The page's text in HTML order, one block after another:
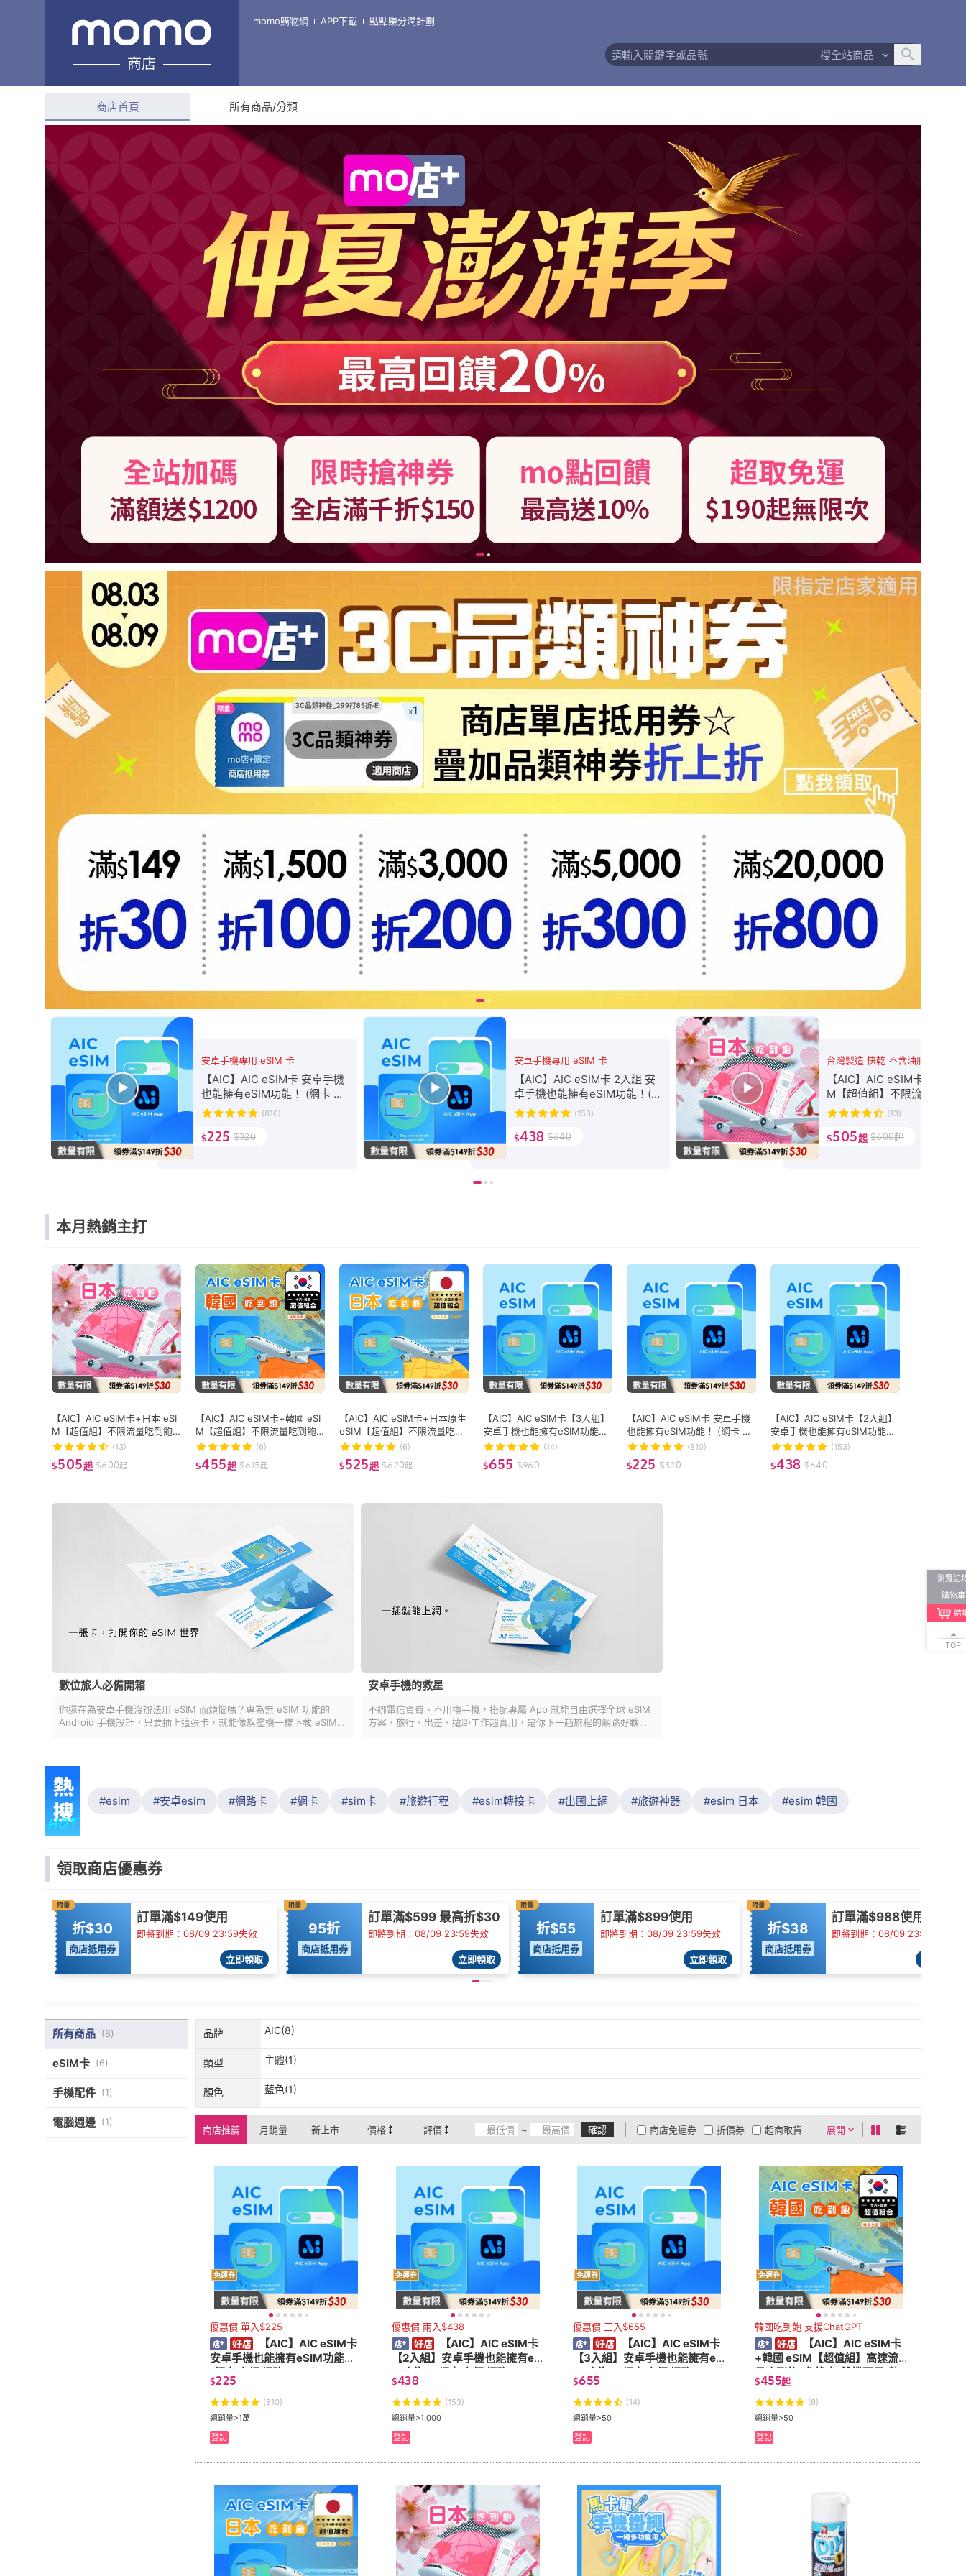
商店
momo購物網 APP下載 點點賺分潤計劃
搜全站商品
AIC艾卡科技
綜合評分 商店簡介 商店Q&A 退換貨須知
商店首頁 所有商品/分類
安卓手機專用 eSIM 卡
【AIC】AIC eSIM卡 安卓手機
也能擁有eSIM功能！ (網卡 上
網 網路 eSIM 全球網路方案無
限制)
(810)
$225 $320
安卓手機專用 eSIM 卡
【AIC】AIC eSIM卡 2入組 安
卓手機也能擁有eSIM功能！(網
卡 上網 網路 eSIM 全球網路方
案無限制)
(153)
$438 $640
台灣製造 快乾 不含油脂
【AIC】AIC eSIM卡+日本
M【超值組】不限流量吃到飽
(免換卡/雙機可用/熱點分享/
atGPT)
(13)
$505起 $600起
本月熱銷主打
【AIC】AIC eSIM卡+日本 eSI
M【超值組】不限流量吃到飽
(免換卡/雙機可用/熱點分享/Ch
atGPT)
(13)
$505起 $600起
【AIC】AIC eSIM卡+韓國 eSI
M【超值組】不限流量吃到飽
(免換卡/雙機可用/熱點分享/Ch
atGPT)
(6)
$455起 $615起
【AIC】AIC eSIM卡+日本原生
eSIM【超值組】不限流量吃到
飽 (免換卡/雙機可用/熱點分享/
ChatGPT)
(6)
$525起 $620起
【AIC】AIC eSIM卡【3入組】
安卓手機也能擁有eSIM功能！
(網卡 上網 網路 eSIM 全球網
路方案無限制)
(14)
$655 $960
【AIC】AIC eSIM卡 安卓手機
也能擁有eSIM功能！ (網卡 上
網 網路 eSIM 全球網路方案無
限制)
(810)
$225 $320
【AIC】AIC eSIM卡【2入組】
安卓手機也能擁有eSIM功能！
(網卡 上網 網路 eSIM 全球網
路方案無限制)
(153)
$438 $640
數位旅人必備開箱
你還在為安卓手機沒辦法用 eSIM 而煩惱嗎？專為無 eSIM 功能的
Android 手機設計，只要插上這張卡，就能像旗艦機一樣下載 eSIM，
安卓手機的救星
不綁電信資費、不用換手機，搭配專屬 App 就能自由選擇全球 eSIM
方案，旅行、出差、遠距工作超實用，是你下一趟旅程的網路好夥
esim 安卓esim 網路卡 網卡 sim卡 旅遊行程 esim轉接卡 出國上網 旅遊神器 esim 日本 esim 韓國
領取商店優惠券
限量
折$30
商店抵用券
訂單滿$149使用
即將到期：08/09 23:59失效
立即領取
限量
95折
商店抵用券
訂單滿$599 最高折$30
即將到期：08/09 23:59失效
立即領取
限量
折$55
商店抵用券
訂單滿$899使用
即將到期：08/09 23:59失效
立即領取
限量
折$38
商店抵用券
訂單滿$988使用
即將到期：08/09 23:59失效
所有商品 (8)
eSIM卡 (6)
手機配件 (1)
電腦週邊 (1)
品牌 AIC(8)
類型 主體(1)
顏色 藍色(1)
商店推薦 月銷量 新上市 價格 評價 ~ 確認 展開
折價券
有影片
商品有量
超商取貨
商店免運券
0利率
2
及以上
免運券
優惠價 單入$225
【AIC】AIC eSIM卡
安卓手機也能擁有eSIM功能！
$225
(810)
總銷量>1萬
登記
免運券
優惠價 兩入$438
【AIC】AIC eSIM卡
【2入組】安卓手機也能擁有eSI
$438
(153)
總銷量>1,000
登記
免運券
優惠價 三入$655
【AIC】AIC eSIM卡
【3入組】安卓手機也能擁有eS
$655
(14)
總銷量>50
登記
免運券
韓國吃到飽 支援ChatGPT
【AIC】AIC eSIM卡
+韓國 eSIM【超值組】高速流
點分享/ChatGPT)
$455起
(6)
總銷量>50
登記
瀏覽記
購物車
結
TOP